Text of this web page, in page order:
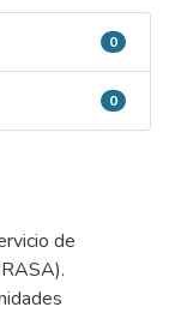
0
0
de